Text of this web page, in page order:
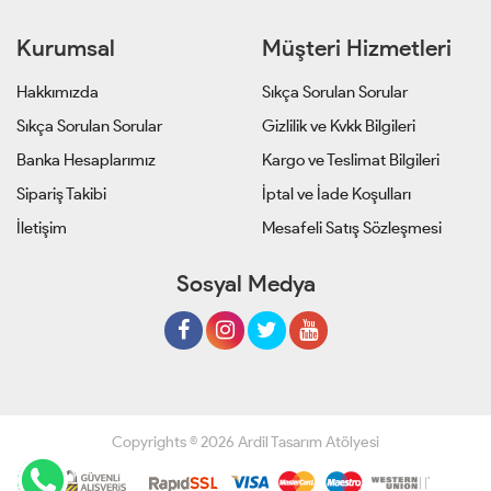
Kurumsal
Hakkımızda
Sıkça Sorulan Sorular
Banka Hesaplarımız
Sipariş Takibi
İletişim
Müşteri Hizmetleri
Sıkça Sorulan Sorular
Gizlilik ve Kvkk Bilgileri
Kargo ve Teslimat Bilgileri
İptal ve İade Koşulları
Mesafeli Satış Sözleşmesi
Sosyal Medya
Copyrights © 2026 Ardil Tasarım Atölyesi